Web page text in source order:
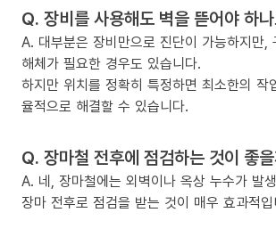
Q. 장비를 사용해도 벽을 뜯어야 하
A. 대부분은 장비만으로 진단이 가능하지만,
해체가 필요한 경우도 있습니다.
하지만 위치를 정확히 특정하면 최소한의 작
율적으로 해결할 수 있습니다.
Q. 장마철 전후에 점검하는 것이 좋
A. 네, 장마철에는 외벽이나 옥상 누수가 발
장마 전후로 점검을 받는 것이 매우 효과적입